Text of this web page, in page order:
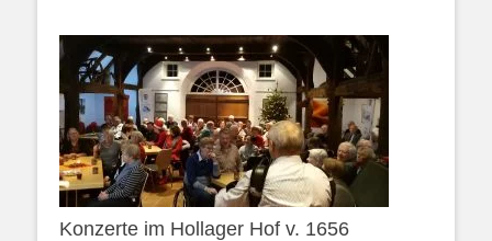
Konzerte im Hollager Hof v. 1656